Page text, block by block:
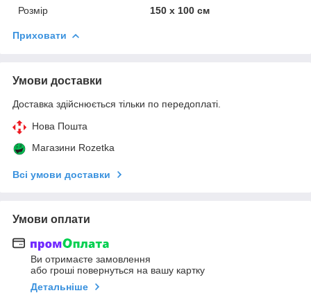
Розмір
150 х 100 см
Приховати
Умови доставки
Доставка здійснюється тільки по передоплаті.
Нова Пошта
Магазини Rozetka
Всі умови доставки
Умови оплати
Ви отримаєте замовлення
або гроші повернуться на вашу картку
Детальніше